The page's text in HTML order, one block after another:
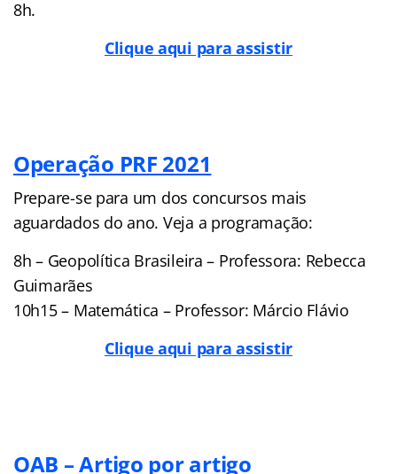
8h.
Clique aqui para assistir
Operação PRF 2021
Prepare-se para um dos concursos mais
aguardados do ano. Veja a programação:
8h – Geopolítica Brasileira – Professora: Rebecca
Guimarães
10h15 – Matemática – Professor: Márcio Flávio
Clique aqui para assistir
OAB – Artigo por artigo